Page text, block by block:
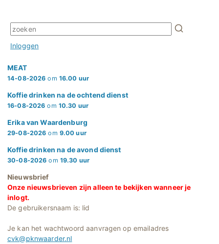
Inloggen
MEAT
14-08-2026 om 16.00 uur
Koffie drinken na de ochtend dienst
16-08-2026 om 10.30 uur
Erika van Waardenburg
29-08-2026 om 9.00 uur
Koffie drinken na de avond dienst
30-08-2026 om 19.30 uur
Nieuwsbrief
Onze nieuwsbrieven zijn alleen te bekijken wanneer je
inlogt.
De gebruikersnaam is: lid
Je kan het wachtwoord aanvragen op emailadres
cvk@pknwaarder.nl